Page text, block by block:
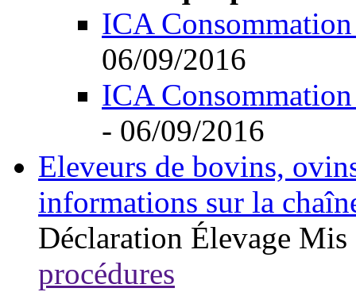
ICA
06/09/2016
ICA
- 06/09/2016
Eleveurs de bovins,
informations sur la
Déclaration Élevage Mis
procédures